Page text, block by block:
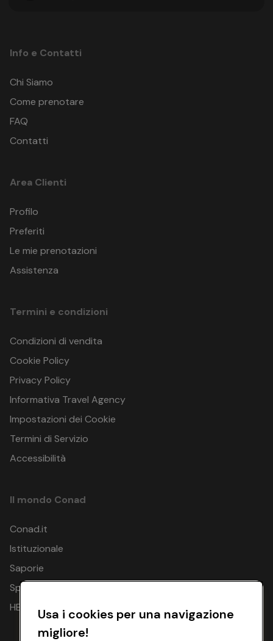
Info e Contatti
Chi Siamo
Come prenotare
FAQ
Contatti
Area Clienti
Profilo
Preferiti
Le mie prenotazioni
Assistenza
Termini e condizioni
Condizioni di vendita
Cookie Policy
Privacy Policy
Informativa Travel Agency
Impostazioni dei Cookie
Termini di Servizio
Accessibilità
Il mondo Conad
Conad.it
Istituzionale
Saporie
Spesa Online
HEYCONADUsa i cookies per una navigazione
migliore!